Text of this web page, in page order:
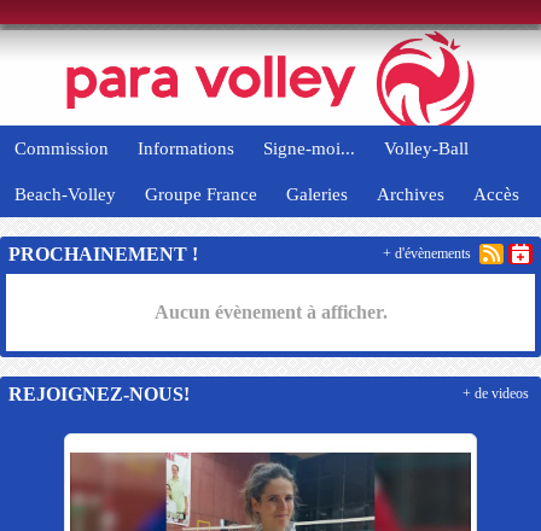
Commission Informations Signe-moi... Volley-Ball
Beach-Volley Groupe France Galeries Archives Accès
PROCHAINEMENT !
Aucun évènement à afficher.
+ d'évènements
REJOIGNEZ-NOUS! + de videos